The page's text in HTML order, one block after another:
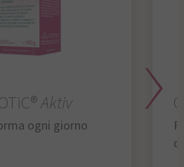
Aktiv
ogni giorno